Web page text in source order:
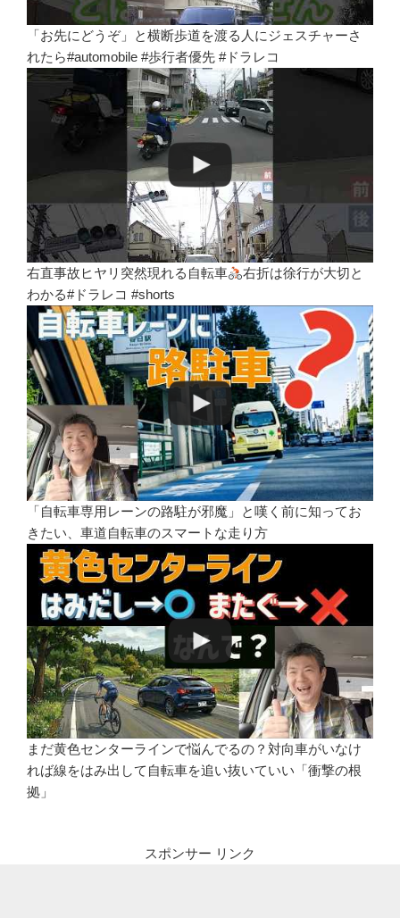
「お先にどうぞ」と横断歩道を渡る人にジェスチャーさ
れたら#automobile #歩行者優先 #ドラレコ
右直事故ヒヤリ突然現れる自転車
右折は徐行が大切と
わかる#ドラレコ #shorts
「自転車専用レーンの路駐が邪魔」と嘆く前に知ってお
きたい、車道自転車のスマートな走り方
まだ黄色センターラインで悩んでるの？対向車がいなけ
れば線をはみ出して自転車を追い抜いていい「衝撃の根
拠」
スポンサー リンク